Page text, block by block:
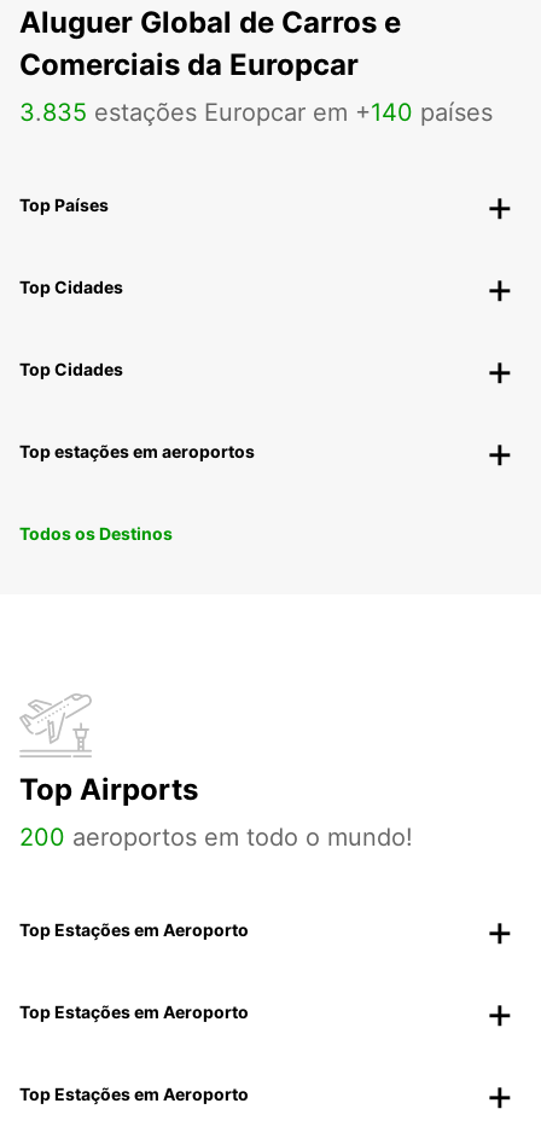
Aluguer Global de Carros e
Comerciais da Europcar
3.835 estações Europcar em +140 países
Top Países
Top Cidades
Top Cidades
Top estações em aeroportos
Todos os Destinos
Top Airports
200 aeroportos em todo o mundo!
Top Estações em Aeroporto
Top Estações em Aeroporto
Top Estações em Aeroporto